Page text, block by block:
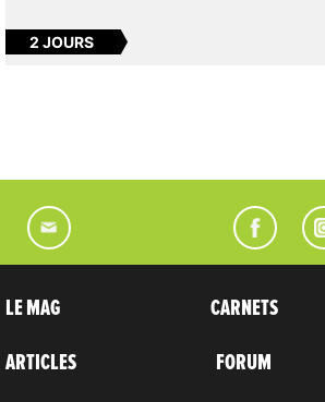
2 JOURS
LE MAG
ARTICLES
CARNETS
FORUM